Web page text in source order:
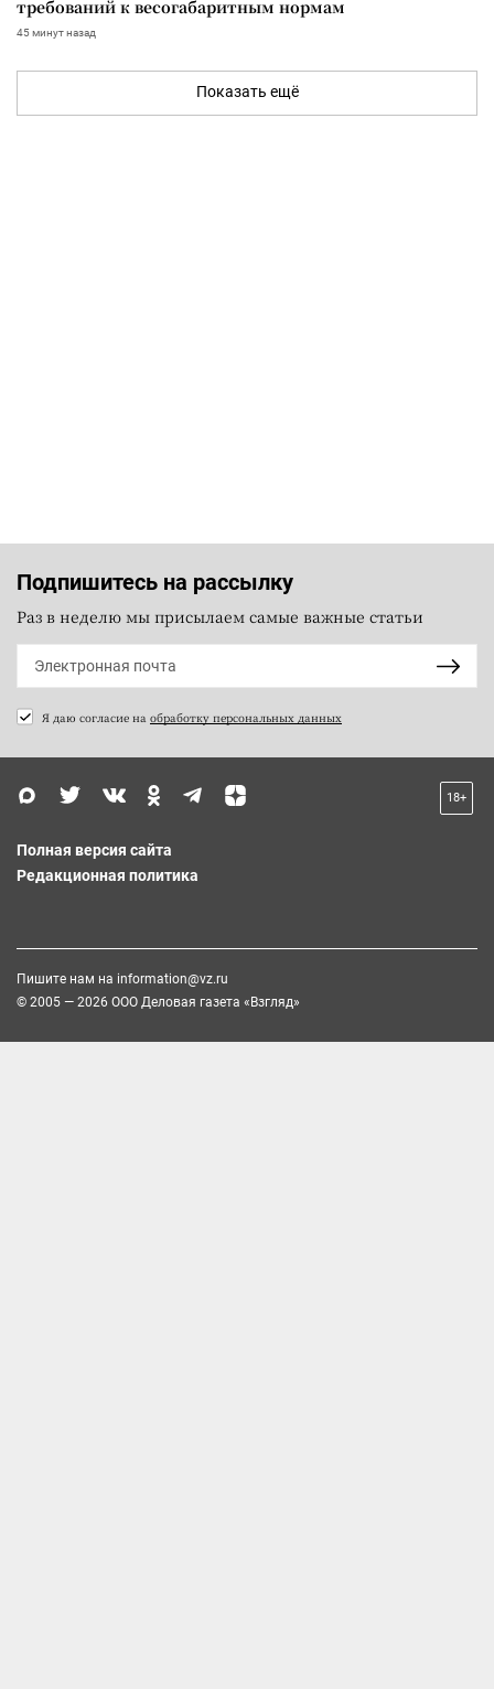
требований к весогабаритным нормам
45 минут назад
Показать ещё
Подпишитесь на рассылку
Раз в неделю мы присылаем самые важные статьи
Я даю согласие на обработку персональных данных
18+
Полная версия сайта
Редакционная политика
Пишите нам на information@vz.ru
© 2005 — 2026 ООО Деловая газета «Взгляд»